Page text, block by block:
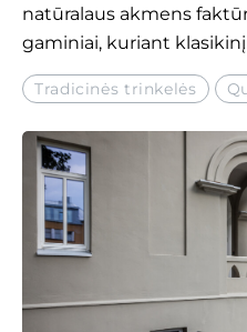
natūralaus akmens
gaminiai, kuriant
Tradicinės trinkelės